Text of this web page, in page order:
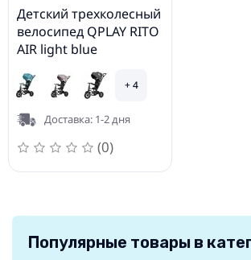
Детский трехколесный
велосипед QPLAY RITO
AIR light blue
+ 4
Доставка: 1-2 дня
(0)
Популярные товары в